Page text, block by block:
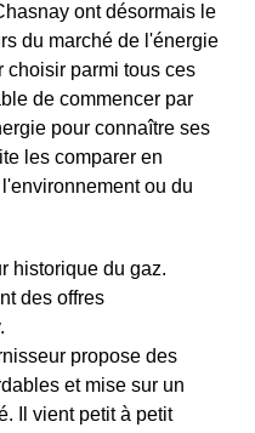
ont désormais le
du marché de l'énergie
choisir parmi tous ces
de commencer par
pour connaître ses
les comparer en
ou du
historique du gaz.
des offres
propose des
et mise sur un
Il vient petit à petit